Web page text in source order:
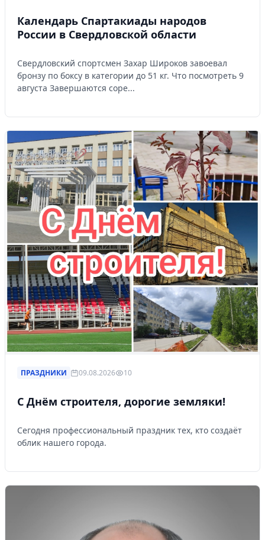
Календарь Спартакиады народов
России в Свердловской области
Свердловский спортсмен Захар Широков завоевал
бронзу по боксу в категории до 51 кг. Что посмотреть 9
августа Завершаются соре...
ПРАЗДНИКИ 09.08.2026 10
С Днём строителя, дорогие земляки!
Сегодня профессиональный праздник тех, кто создаёт
облик нашего города.